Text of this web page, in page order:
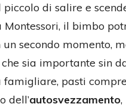
piccolo di salire e
Montessori, il bimbo
secondo momento,
sia importante sin
pasti
dell’autosvezzamento,